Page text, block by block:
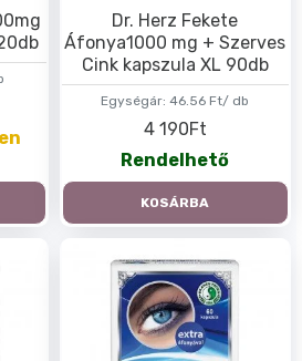
Egységár: 46.56 Ft/ db
Dr. Herz Fekete
Áfonya1000 mg + Szerves
Cink kapszula XL 90db
4 190Ft
Rendelhető
KOSÁRBA